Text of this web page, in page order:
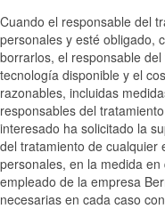
Cuando el responsable del
personales y esté obligado,
borrarlos, el responsable
tecnología disponible y el
razonables, incluidas
responsables del
interesado ha solicitado la
del tratamiento de cualquier
personales, en la medida
empleado de la empresa
necesarias en cada caso